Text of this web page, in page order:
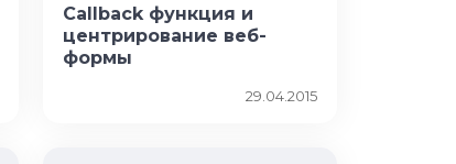
Callback функция и
центрирование веб-
формы
29.04.2015